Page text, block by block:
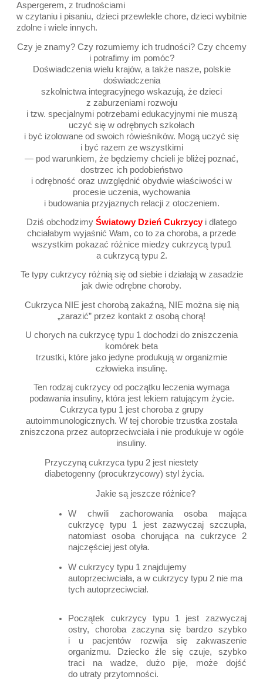
Aspergerem, z trudnościami
w czytaniu i pisaniu, dzieci przewlekle chore, dzieci wybitnie
zdolne i wiele innych.
Czy je znamy? Czy rozumiemy ich trudności? Czy chcemy
i potrafimy im pomóc?
Doświadczenia wielu krajów, a także nasze, polskie
doświadczenia
szkolnictwa integracyjnego wskazują, że dzieci
z zaburzeniami rozwoju
i tzw. specjalnymi potrzebami edukacyjnymi nie muszą
uczyć się w odrębnych szkołach
i być izolowane od swoich rówieśników. Mogą uczyć się
i być razem ze wszystkimi
— pod warunkiem, że będziemy chcieli je bliżej poznać,
dostrzec ich podobieństwo
i odrębność oraz uwzględnić obydwie właściwości w
procesie uczenia, wychowania
i budowania przyjaznych relacji z otoczeniem.
Dziś obchodzimy Światowy Dzień Cukrzycyi dlatego
chciałabym wyjaśnić Wam, co to za choroba, a przede
wszystkim pokazać różnice miedzy cukrzycą typu1
a cukrzycą typu 2.
Te typy cukrzycy różnią się od siebie i działają w zasadzie
jak dwie odrębne choroby.
Cukrzyca NIE jest chorobą zakaźną, NIE można się nią
„zarazić” przez kontakt z osobą chorą!
U chorych na cukrzycę typu 1 dochodzi do zniszczenia
komórek beta
trzustki, które jako jedyne produkują w organizmie
człowieka insulinę.
Ten rodzaj cukrzycy od początku leczenia wymaga
podawania insuliny, która jest lekiem ratującym życie.
Cukrzyca typu 1 jest choroba z grupy
autoimmunologicznych. W tej chorobie trzustka została
zniszczona przez autoprzeciwciała i nie produkuje w ogóle
insuliny.
Przyczyną cukrzyca typu 2 jest niestety
diabetogenny (procukrzycowy) styl życia.
Jakie są jeszcze różnice?
W chwili zachorowania osoba mająca
cukrzycę typu 1 jest zazwyczaj szczupła,
natomiast osoba chorująca na cukrzyce 2
najczęściej jest otyła.
W cukrzycy typu 1 znajdujemy
autoprzeciwciała, a w cukrzycy typu 2 nie ma
tych autoprzeciwciał.
Początek cukrzycy typu 1 jest zazwyczaj
ostry, choroba zaczyna się bardzo szybko
i u pacjentów rozwija się zakwaszenie
organizmu. Dziecko źle się czuje, szybko
traci na wadze, dużo pije, może dojść
do utraty przytomności.